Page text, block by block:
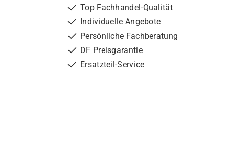
Top Fachhandel-Qualität
Individuelle Angebote
Persönliche Fachberatung
DF Preisgarantie
Ersatzteil-Service